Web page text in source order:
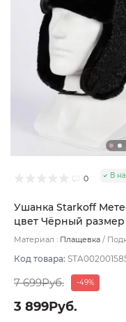
0 В
Ушанка Starkoff
цвет Чёрный размер
Материал : Плащевка
Код товара:
7 699Руб. -49%
3 899Руб.